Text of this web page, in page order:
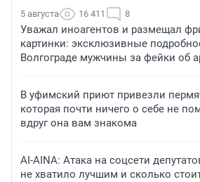
5 августа 16 411 8
Уважал иноагентов и размещал
картинки: эксклюзивные
Волгограде мужчины за фейки об
В уфимский приют привезли
которая почти ничего о себе не
вдруг она вам знакома
AI-AINA: Атака на соцсети
не хватило лучшим и сколько